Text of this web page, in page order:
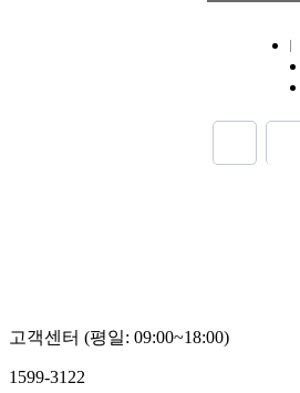
고객센터 (평일: 09:00~18:00)
1599-3122